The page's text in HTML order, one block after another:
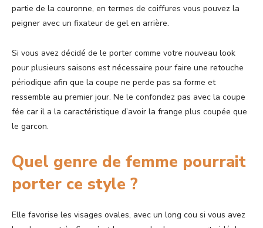
partie de la couronne, en termes de coiffures vous pouvez la
peigner avec un fixateur de gel en arrière.
Si vous avez décidé de le porter comme votre nouveau look
pour plusieurs saisons est nécessaire pour faire une retouche
périodique afin que la coupe ne perde pas sa forme et
ressemble au premier jour. Ne le confondez pas avec la coupe
fée car il a la caractéristique d’avoir la frange plus coupée que
le garcon.
Quel genre de femme pourrait
porter ce style ?
Elle favorise les visages ovales, avec un long cou si vous avez